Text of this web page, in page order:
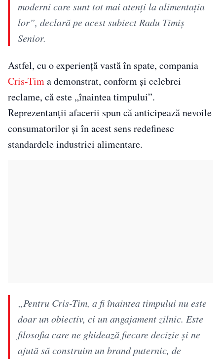
moderni care sunt tot mai atenți la alimentația
lor”, declară pe acest subiect Radu Timiș
Senior.
Astfel, cu o experiență vastă în spate, compania
Cris-Tima demonstrat, conform și celebrei
reclame, că este „înaintea timpului”.
Reprezentanții afacerii spun că anticipează nevoile
consumatorilor și în acest sens redefinesc
standardele industriei alimentare.
„Pentru Cris-Tim, a fi înaintea timpului nu este
doar un obiectiv, ci un angajament zilnic. Este
filosofia care ne ghidează fiecare decizie și ne
ajută să construim un brand puternic, de